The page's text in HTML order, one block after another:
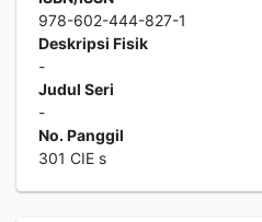
978-602-444-827-1
Deskripsi Fisik
-
Judul Seri
-
No. Panggil
301 CIE s